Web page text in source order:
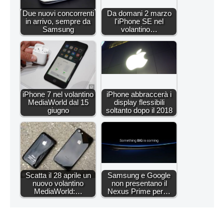
Due nuovi concorrenti
in arrivo, sempre da
Samsung
Da domani 2 marzo
l'iPhone SE nel
volantino…
iPhone 7 nel volantino
MediaWorld dal 15
giugno
iPhone abbraccerà i
display flessibili
soltanto dopo il 2018
Scatta il 28 aprile un
nuovo volantino
MediaWorld:…
Samsung e Google
non presentano il
Nexus Prime per…